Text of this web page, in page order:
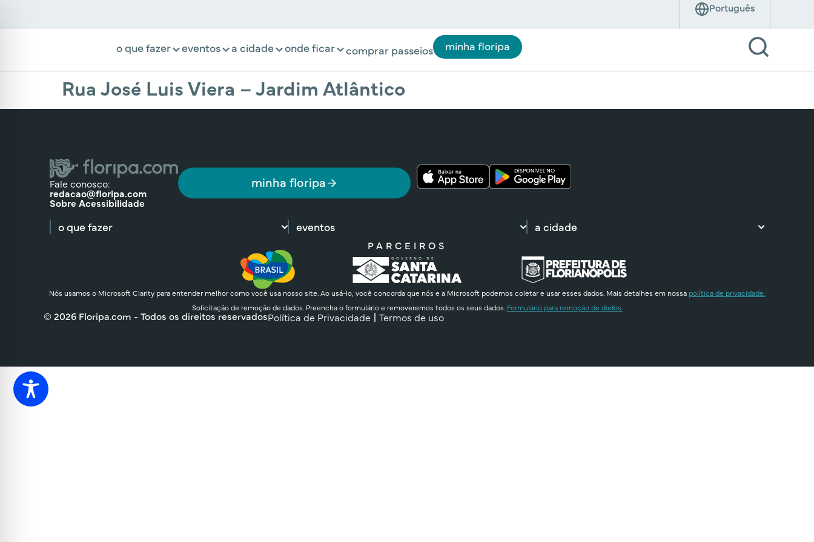
o que fazer eventos a cidade onde ficar comprar passeios minha floripa
Rua José Luis Viera – Jardim Atlântico
Fale conosco:
redacao@floripa.com
Sobre Acessibilidade
minha floripa
o que fazer eventos a cidade
PARCEIROS
Nós usamos o Microsoft Clarity para entender melhor como você usa nosso site. Ao usá-lo, você concorda que nós e a Microsoft podemos coletar e usar esses dados. Mais detalhes em nossa política de privacidade.
Solicitação de remoção de dados. Preencha o formulário e removeremos todos os seus dados. Formulário para remoção de dados.
© 2026 Floripa.com - Todos os direitos reservadosPolítica de Privacidade Termos de uso